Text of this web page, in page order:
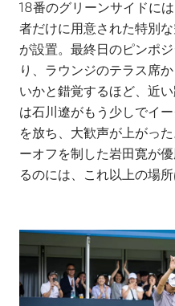
18番のグリーンサイドに
者だけに用意された特別
が設置。最終日のピンポ
り、ラウンジのテラス席
いかと錯覚するほど、近
は石川遼がもう少しでイ
を放ち、大歓声が上がっ
ーオフを制した岩田寛が
るのには、これ以上の場所